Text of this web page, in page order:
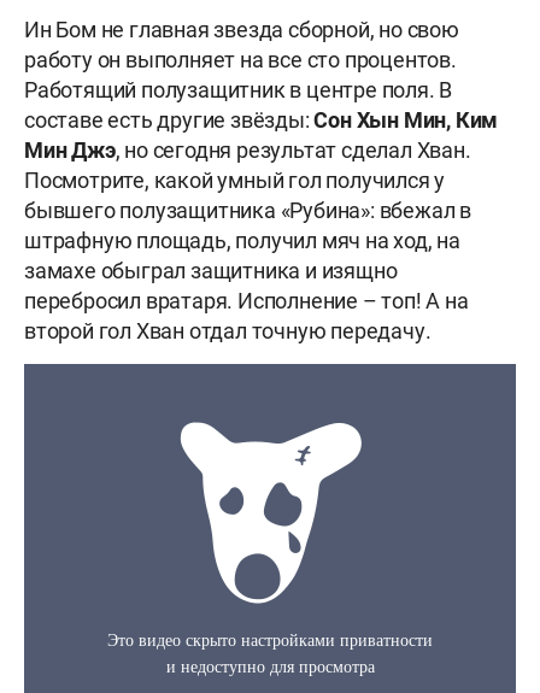
Ин Бом не главная звезда сборной, но свою
работу он выполняет на все сто процентов.
Работящий полузащитник в центре поля. В
составе есть другие звёзды:СонХын Мин, Ким
Мин Джэ, но сегодня результат сделал Хван.
Посмотрите, какой умный гол получился у
бывшего полузащитника «Рубина»: вбежал в
штрафную площадь, получил мяч на ход, на
замахе обыграл защитника и изящно
перебросил вратаря. Исполнение – топ! А на
второй гол Хван отдал точную передачу.